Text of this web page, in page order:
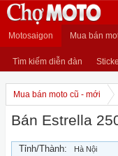
Motosaigon Mua bán
Tìm kiếm diễn đàn
Mua bán moto cũ - mới
Bán Estrella
Tỉnh/Thành: Hà Nội